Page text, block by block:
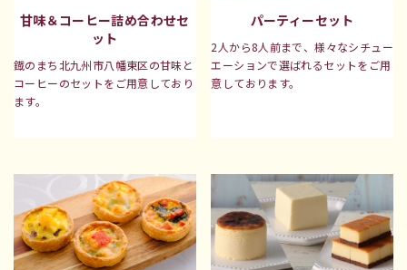
甘味＆コーヒー詰め合わせセ
ット
鐡のまち北九州市八幡東区の甘味と
コーヒーのセットをご用意しており
ます。
パーティーセット
2人から8人前まで、様々なシチュー
エーションで選ばれるセットをご用
意しております。